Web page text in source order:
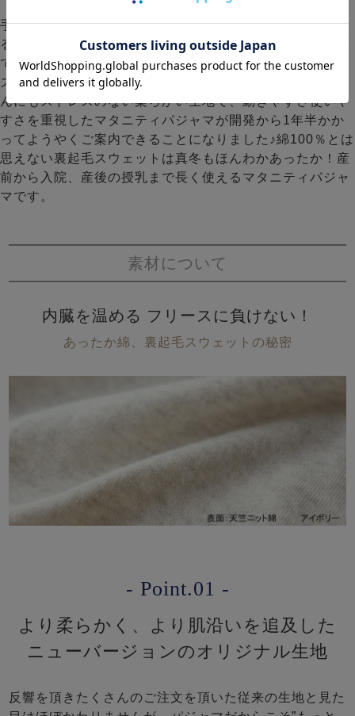
手足が長くてあうマタニティパジャマがない！丈がのばせ
るサービスをマタニティパジャマにもとご要望をいただい
ておりました。入院にも使えるよう前開き、チュニック、
ズボン付きタイプをご用意しました。赤ちゃんにもお母さ
んにもストレスのない柔らかい生地で、動きやすさ使いや
すさを重視したマタニティパジャマが開発から1年半かか
ってようやくご案内できることになりました♪綿100％とは
思えない裏起毛スウェットは真冬もほんわかあったか！産
前から入院、産後の授乳まで長く使えるマタニティパジャ
マです。
素材について
内臓を温める フリースに負けない！
あったか綿、裏起毛スウェットの秘密
- Point.01 -
より柔らかく、より肌沿いを追及した
ニューバージョンのオリジナル生地
反響を頂きたくさんのご注文を頂いた従来の生地と見た